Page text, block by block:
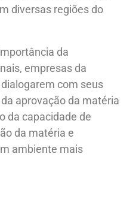
diversas regiões do
da
empresas da
com seus
aprovação da matéria
da capacidade de
da matéria e
ambiente mais